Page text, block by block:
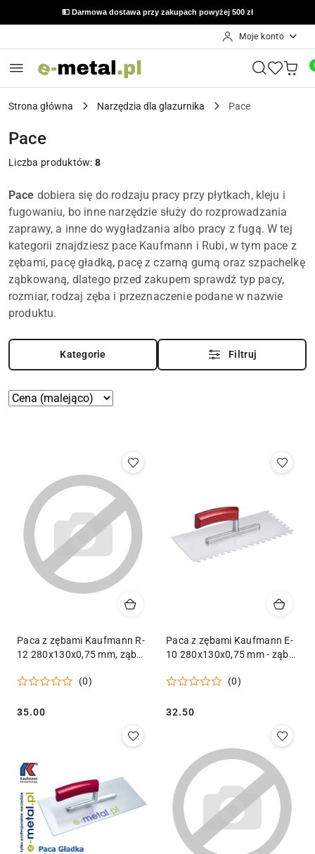
💵 Darmowa dostawa przy zakupach powyżej 500 zł
Moje konto
Strona główna Narzędzia dla glazurnika Pace
Pace
Liczba produktów:8
Pace dobiera się do rodzaju pracy przy płytkach, kleju i
fugowaniu, bo inne narzędzie służy do rozprowadzania
zaprawy, a inne do wygładzania albo pracy z fugą. W tej
kategorii znajdziesz pace Kaufmann i Rubi, w tym pace z
zębami, pacę gładką, pacę z czarną gumą oraz szpachelkę
ząbkowaną, dlatego przed zakupem sprawdź typ pacy,
rozmiar, rodzaj zęba i przeznaczenie podane w nazwie
produktu.
Kategorie Filtruj
Zastosowano
Sortuj
Paca z zębami Kaufmann R-
12 280x130x0,75 mm, ząb
(0)
Cena:
35.00
Paca z zębami Kaufmann E-
10 280x130x0,75 mm - ząb
(0)
Cena:
32.50